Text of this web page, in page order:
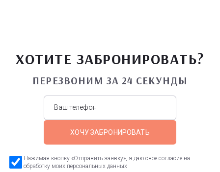
ХОТИТЕ ЗАБРОНИРОВАТЬ?
ПЕРЕЗВОНИМ ЗА 24 СЕКУНДЫ
ХОЧУ ЗАБРОНИРОВАТЬ
Нажимая кнопку «Отправить заявку», я даю свое согласие на
обработку моих персональных данных